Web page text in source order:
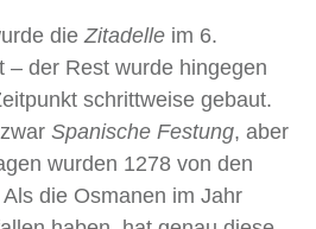
die Zitadelle im 6.
– der Rest wurde hingegen
schrittweise gebaut.
Spanische Festung, aber
wurden 1278 von den
die Osmanen im Jahr